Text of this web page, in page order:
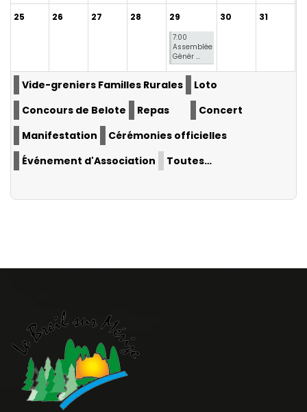
25 26 27 28 29
7:00
Assemblée
Génér ...
30 31
Vide-greniers Familles Rurales
Loto
Concours de Belote
Repas
Concert
Manifestation
Cérémonies officielles
Événement d'Association
Toutes…